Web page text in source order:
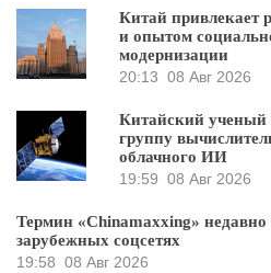
Китай привлекает
и опытом
модернизации
20:13 08 Авг 2026
Китайский ученый
группу
облачного ИИ
19:59 08 Авг 2026
Термин «Chinamaxxing»
зарубежных соцсетях
19:58 08 Авг 2026